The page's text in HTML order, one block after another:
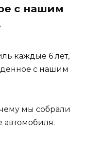
с нашим
каждые 6 лет,
с нашим
мы собрали
автомобиля.